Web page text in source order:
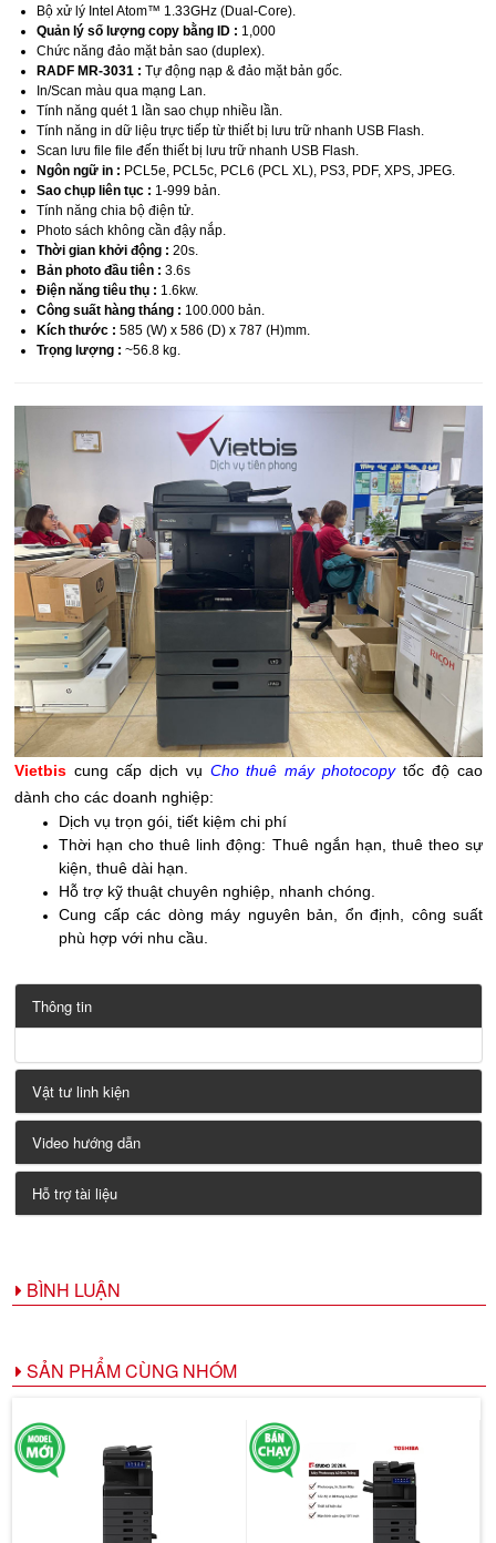
Bộ xử lý Intel Atom™ 1.33GHz (Dual-Core).
Quản lý số lượng copy bằng ID : 1,000
Chức năng đảo mặt bản sao (duplex).
RADF MR-3031 : Tự động nạp & đảo mặt bản gốc.
In/Scan màu qua mạng Lan.
Tính năng quét 1 lần sao chụp nhiều lần.
Tính năng in dữ liệu trực tiếp từ thiết bị lưu trữ nhanh USB Flash.
Scan lưu file file đến thiết bị lưu trữ nhanh USB Flash.
Ngôn ngữ in : PCL5e, PCL5c, PCL6 (PCL XL), PS3, PDF, XPS, JPEG.
Sao chụp liên tục : 1-999 bản.
Tính năng chia bộ điện tử.
Photo sách không cần đậy nắp.
Thời gian khởi động : 20s.
Bản photo đầu tiên : 3.6s
Điện năng tiêu thụ : 1.6kw.
Công suất hàng tháng : 100.000 bản.
Kích thước : 585 (W) x 586 (D) x 787 (H)mm.
Trọng lượng : ~56.8 kg.
Vietbis cung cấp dịch vụ Cho thuê máy photocopytốc độ cao
dành cho các doanh nghiệp:
Dịch vụ trọn gói, tiết kiệm chi phí
Thời hạn cho thuê linh động: Thuê ngắn hạn, thuê theo sự
kiện, thuê dài hạn.
Hỗ trợ kỹ thuật chuyên nghiệp, nhanh chóng.
Cung cấp các dòng máy nguyên bản, ổn định, công suất
phù hợp với nhu cầu.
Thông tin
Vật tư linh kiện
Video hướng dẫn
Hỗ trợ tài liệu
BÌNH LUẬN
SẢN PHẨM CÙNG NHÓM